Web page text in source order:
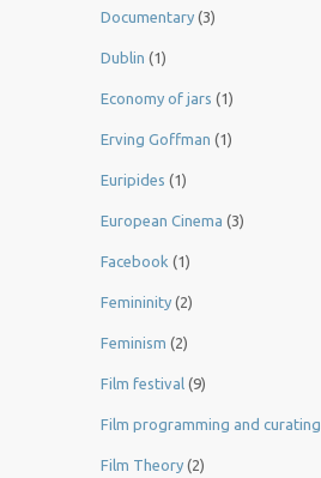
Documentary (3)
Dublin (1)
Economy of jars (1)
Erving Goffman (1)
Euripides (1)
European Cinema (3)
Facebook (1)
Femininity (2)
Feminism (2)
Film festival (9)
Film programming and curating
Film Theory (2)